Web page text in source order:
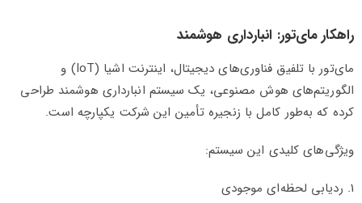
راهکار مای‌تور: انبارداری هوشمند
مای‌تور با تلفیق فناوری‌های دیجیتال، اینترنت اشیا (IoT) و
الگوریتم‌های هوش مصنوعی، یک سیستم انبارداری هوشمند طراحی
کرده که به‌طور کامل با زنجیره تأمین این شرکت یکپارچه است.
ویژگی‌های کلیدی این سیستم:
1. ردیابی لحظه‌ای موجودی